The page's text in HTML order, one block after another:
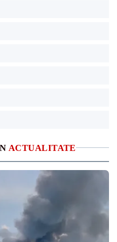
ACTUALITATE